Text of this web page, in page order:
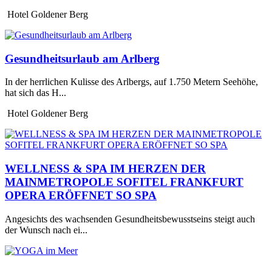
Hotel Goldener Berg
Gesundheitsurlaub am Arlberg
In der herrlichen Kulisse des Arlbergs, auf 1.750 Metern Seehöhe,
hat sich das H...
Hotel Goldener Berg
WELLNESS & SPA IM HERZEN DER
MAINMETROPOLE SOFITEL FRANKFURT
OPERA ERÖFFNET SO SPA
Angesichts des wachsenden Gesundheitsbewusstseins steigt auch
der Wunsch nach ei...